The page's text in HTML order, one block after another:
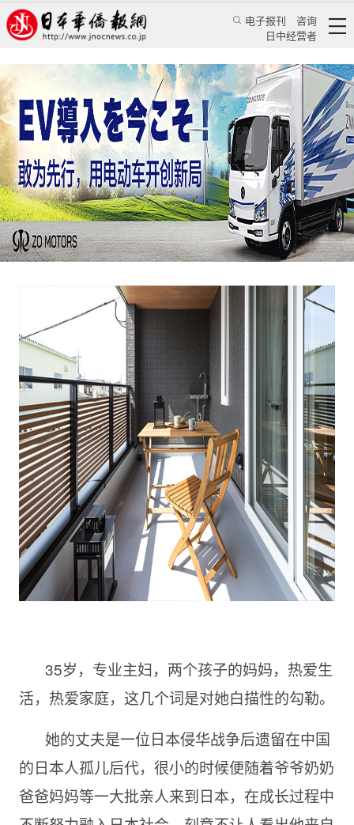
电子报刊
咨询
日中经营者
华人小故事之十三：疫情下，她终于摸清了丈夫
的需求
张桐 特辑 华文汇萃
日本新华侨报 2020/4/28 15:11:00
35岁，专业主妇，两个孩子的妈妈，热爱生
活，热爱家庭，这几个词是对她白描性的勾勒。
她的丈夫是一位日本侵华战争后遗留在中国
的日本人孤儿后代，很小的时候便随着爷爷奶奶
爸爸妈妈等一大批亲人来到日本，在成长过程中